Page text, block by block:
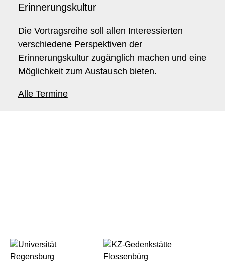
Erinnerungskultur
Die Vortragsreihe soll allen Interessierten
verschiedene Perspektiven der
Erinnerungskultur zugänglich machen und eine
Möglichkeit zum Austausch bieten.
Alle Termine